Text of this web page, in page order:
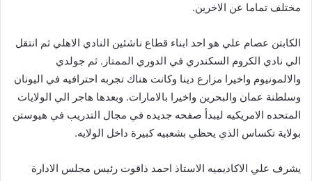
مختلف تماما عن الاخرين.
الكابتن عصام علي هو احد ابناء قطاع ناشئين النادي الاهلي ثم انتقل
الي نادي الكروم السكندري في الدوري الممتاز. ثم جولدي
والالمونيوم واخيرا مزارع دينا وكانت هناك تجربه احترافيه في اليونان
وسلطنة عمان والبحرين واخيرا بالامارات. وبعدها هاجر الي الولايات
المتحده الامريكيه ليبدأ صفحه جديده في مجال التدريب في هيوستن
بولاية تكساس الذي يحظي بشعبيه كبيرة داخل الولايه.
يشرف علي الاكاديميه الاستاذ احمد ذاقوت رئيس مجلس الادارة